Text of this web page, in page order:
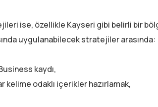
ise, özellikle Kayseri gibi belirli bir
uygulanabilecek stratejiler arasında:
kaydı,
kelime odaklı içerikler hazırlamak,